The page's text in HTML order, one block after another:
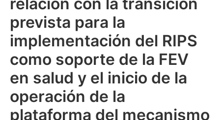
prevista para la
implementación del RIPS
como soporte de la FEV
en salud y el inicio de la
operación de la
plataforma del mecanismo